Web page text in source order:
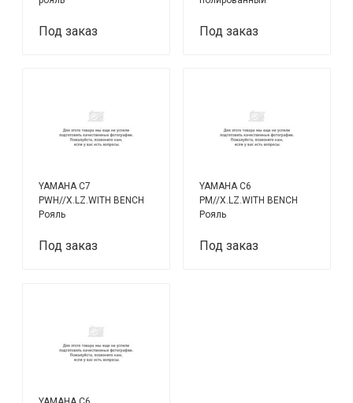
Под заказ Под заказ
YAMAHA C7
PWH//X.LZ.WITH BENCH
Рояль
Под заказ
YAMAHA C6
PM//X.LZ.WITH BENCH
Рояль
Под заказ